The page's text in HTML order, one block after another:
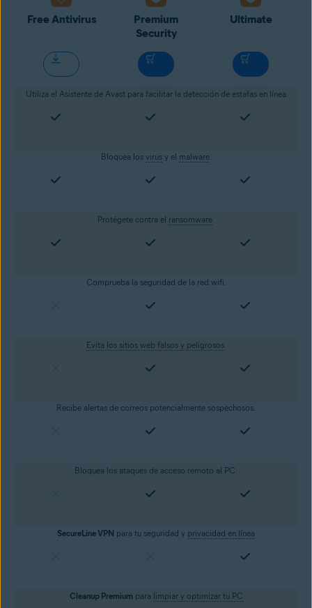
Free Antivirus
Premium
Security
Ultimate
Utiliza el Asistente de Avast para facilitar la detección de estafas en línea
Bloquea los virusy el malware.
Protégete contra el ransomware
Comprueba la seguridad de la red wifi.
Evita los sitios web falsos y peligrosos.
Recibe alertas de correos potencialmente sospechosos.
Bloquea los ataques de acceso remoto al PC.
SecureLine VPN para tu seguridad y privacidad en línea
Cleanup Premium para limpiar y optimizar tu PC